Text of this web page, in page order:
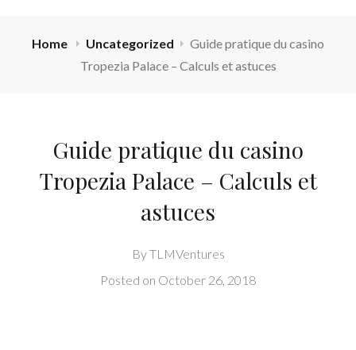
Home Uncategorized
Guide pratique du casino
Tropezia Palace – Calculs et astuces
Guide pratique du casino
Tropezia Palace – Calculs et
astuces
ByTLMVentures
Posted on October 26, 2018